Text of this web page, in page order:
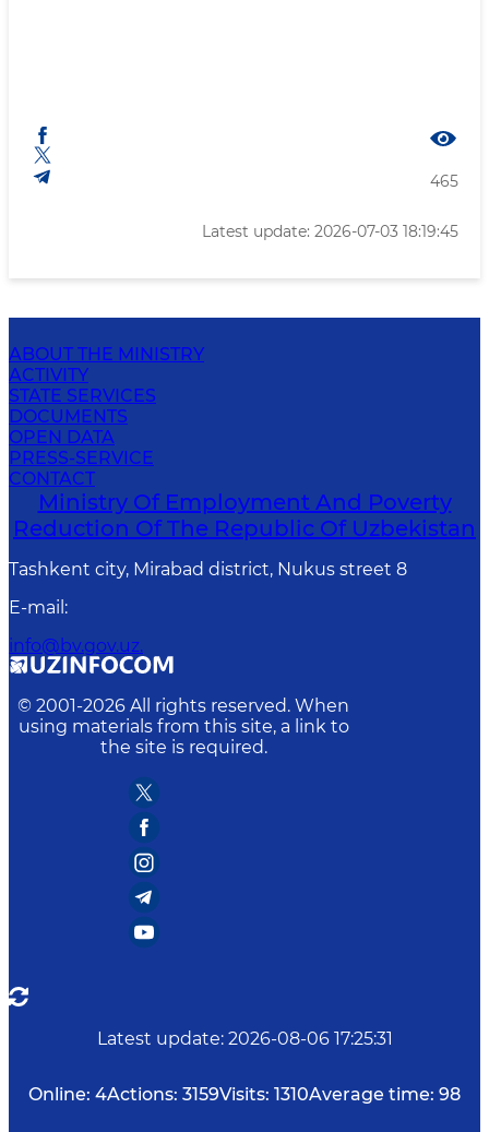
465
Latest update: 2026-07-03 18:19:45
ABOUT THE MINISTRY
ACTIVITY
STATE SERVICES
DOCUMENTS
OPEN DATA
PRESS-SERVICE
CONTACT
Ministry Of Employment And Poverty
Reduction Of The Republic Of Uzbekistan
Tashkent city, Mirabad district, Nukus street 8
E-mail :
info@bv.gov.uz.
© 2001-2026 All rights reserved. When
using materials from this site, a link to
the site is required.
Latest update: 2026-08-06 17:25:31
Online: 4Actions: 3159Visits: 1310Average time: 98